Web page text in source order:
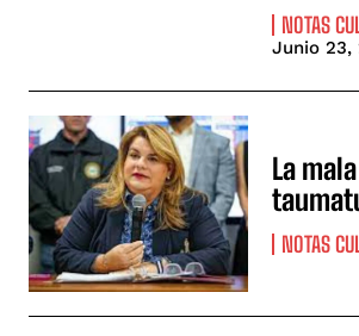
NOTAS
Junio 23,
La
NOTAS